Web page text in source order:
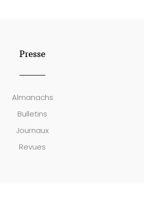
Presse
Almanachs
Bulletins
Journaux
Revues